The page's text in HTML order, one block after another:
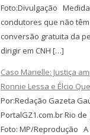
Foto:Divulgação
condutores que não
conversão gratuita da
dirigir em CNH […]
Caso Marielle: Justiça
Ronnie Lessa e Élcio
Por:Redação Gazeta
PortalGZ1.com.br Rio de
Foto: MP/Reprodução A